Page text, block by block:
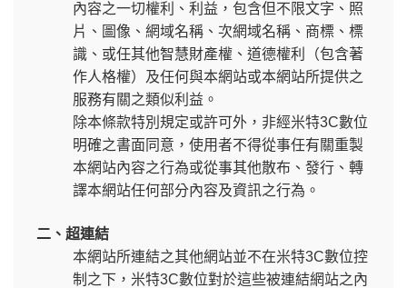
內容之一切權利、利益，包含但不限文字、照
片、圖像、網域名稱、次網域名稱、商標、標
識、或任其他智慧財產權、道德權利（包含著
作人格權）及任何與本網站或本網站所提供之
服務有關之類似利益。
除本條款特別規定或許可外，非經米特3C數位
明確之書面同意，使用者不得從事任有關重製
本網站內容之行為或從事其他散布、發行、轉
譯本網站任何部分內容及資訊之行為。
二、超連結
本網站所連結之其他網站並不在米特3C數位控
制之下，米特3C數位對於這些被連結網站之內